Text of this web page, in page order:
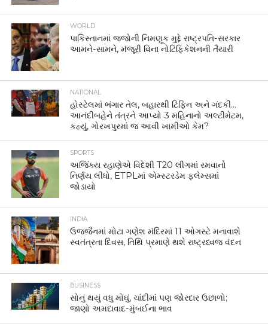
WORLD
પાકિસ્તાનમાં જજોની નિમણૂક મુદ્દે રાષ્ટ્રપતિ-સરકાર
આમને-સામને, મંજૂરી વિના નોટિફિકેશનની તૈયારી
NATIONAL
હોસ્ટેલમાં ભંગાર તેલ, બહારથી ટિફિન અને ગંદકી…
આનંદીબહેને તંત્રને આપ્યો 3 મહિનાનો અલ્ટીમેટમ,
કહ્યું, ગોરખપુરમાં જ આવી ખામીઓ કેમ?
SPORTS
અજિંક્ય રહાણેએ વિદેશી T20 લીગમાં રમવાનો
નિર્ણય લીધો, ETPLમાં એમ્સ્ટરડેમ ફ્લેમ્સમાં
જોડાયો
INDIA
ઉજ્જૈનમાં મોટા ગણેશ મંદિરમાં 11 ઓગસ્ટે મનાવાશે
સ્વતંત્રતા દિવસ, તિથિ પ્રમાણે થશે રાષ્ટ્રધ્વજ વંદન
BUSINESS
સોનું થયું વધુ મોંઘું, ચાંદીમાં પણ જોરદાર ઉછાળો;
જાણો અમદાવાદ-મુંબઈના ભાવ